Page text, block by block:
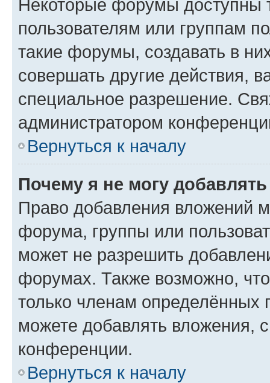
Некоторые форумы доступны
пользователям или группам
такие форумы, создавать в
совершать другие действия,
специальное разрешение.
администратором
Вернуться к началу
Почему я не могу
Право добавления вложений
форума, группы или
может не разрешить
форумах. Также возможно,
только членам определённых
можете добавлять вложения,
конференции.
Вернуться к началу